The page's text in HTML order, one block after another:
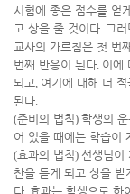
시험에 좋은 점수를 얻
고 상을 줄 것이다. 그
교사의 가르침은 첫 번
번째 반응이 된다. 이에
되고, 여기에 대해 더
된다.
(준비의 법칙) 학생의
어 있을 때에는 학습이
(효과의 법칙) 선생님이
찬을 듣게 되고 상을 받
다. 효과는 학생으로 하